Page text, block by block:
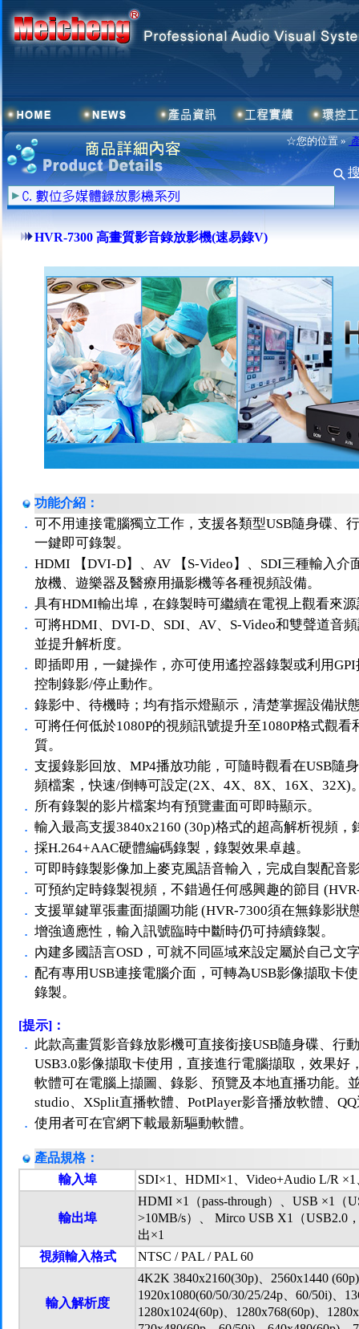
☆您的位置 »
HVR-7300 高畫質影音錄放影機(速易錄V)
功能介紹：
． 可不用連接電腦獨立工作，支援各類型USB隨身碟、
一鍵即可錄製。
． HDMI 【DVI-D】、AV 【S-Video】、SDI三種輸入介
放機、遊樂器及醫療用攝影機等各種視頻設備。
． 具有HDMI輸出埠，在錄製時可繼續在電視上觀看來
． 可將HDMI、DVI-D、SDI、AV、S-Video和雙聲道音
並提升解析度。
． 即插即用，一鍵操作，亦可使用遙控器錄製或利用
控制錄影/停止動作。
． 錄影中、待機時；均有指示燈顯示，清楚掌握設備狀
． 可將任何低於1080P的視頻訊號提升至1080P格式觀
質。
． 支援錄影回放、MP4播放功能，可隨時觀看在USB隨
頻檔案，快速/倒轉可設定(2X、4X、8X、16X、32X)
． 所有錄製的影片檔案均有預覽畫面可即時顯示。
． 輸入最高支援3840x2160 (30p)格式的超高解析視頻，
． 採H.264+AAC硬體編碼錄製，錄製效果卓越。
． 可即時錄製影像加上麥克風語音輸入，完成自製配音
． 可預約定時錄製視頻，不錯過任何感興趣的節目
． 支援單鍵單張畫面擷圖功能 (HVR-7300須在無錄影狀
． 增強適應性，輸入訊號臨時中斷時仍可持續錄製。
． 內建多國語言OSD，可就不同區域來設定屬於自己文
． 配有專用USB連接電腦介面，可轉為USB影像擷取卡
錄製。
[提示]：
． 此款高畫質影音錄放影機可直接銜接USB隨身碟、行
USB3.0影像擷取卡使用，直接進行電腦擷取，效果好
軟體可在電腦上擷圖、錄影、預覽及本地直播功能。
studio、XSplit直播軟體、PotPlayer影音播放軟體、
． 使用者可在官網下載最新驅動軟體。
產品規格：
輸入埠
SDI×1、HDMI×1、Video+Audio L/R
輸出埠
HDMI ×1（pass-through）、USB ×1（
>10MB/s）、 Mirco USB X1（USB2.0
出×1
視頻輸入格式
NTSC / PAL / PAL 60
輸入解析度
4K2K 3840x2160(30p)、2560x1440
1920x1080(60/50/30/25/24p、60/50i)、
1280x1024(60p)、1280x768(60p)、